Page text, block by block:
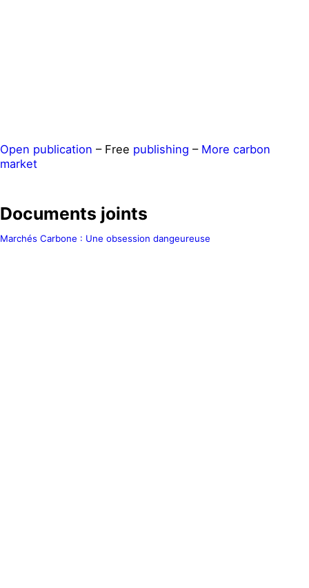
Open publication – Free publishing – More carbon
market
Documents joints
Marchés Carbone : Une obsession dangeureuse